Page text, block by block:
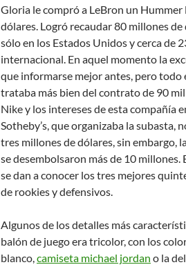
Gloria le compró a LeBron un
dólares. Logró recaudar 80 millones
sólo en los Estados Unidos y cerca de
internacional. En aquel momento la
que informarse mejor antes, pero todo
trataba más bien del contrato de 90
Nike y los intereses de esta compañía
Sotheby’s, que organizaba la subasta,
tres millones de dólares, sin embargo,
se desembolsaron más de 10
se dan a conocer los tres mejores
de rookies y defensivos.
Algunos de los detalles más
balón de juego era tricolor, con los
blanco,camiseta michael jordan o la